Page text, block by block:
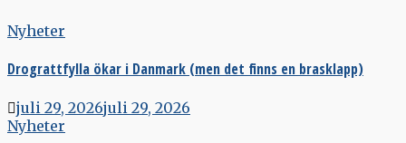
Nyheter
Drograttfylla ökar i Danmark (men det finns en brasklapp)
juli 29, 2026juli 29, 2026
Nyheter